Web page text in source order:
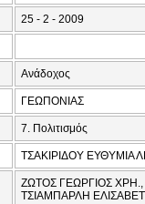
25 - 2 - 2009
Ανάδοχος
ΓΕΩΠΟΝΙΑΣ
7. Πολιτισμός
ΤΣΑΚΙΡΙΔΟΥ ΕΥΘΥΜΙΑ
ΖΩΤΟΣ ΓΕΩΡΓΙΟΣ
ΤΣΙΑΜΠΑΡΛΗ ΕΛΙΣΑΒΕΤ